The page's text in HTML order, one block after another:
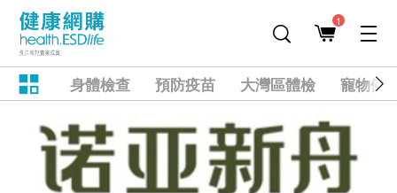
1
身體檢查 預防疫苗 大灣區體檢 寵物健